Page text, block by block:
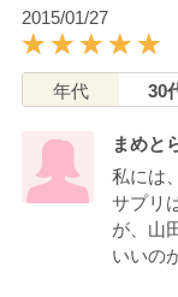
2015/01/27
年代 30
まめと
私には
サプリ
が、山
いいの